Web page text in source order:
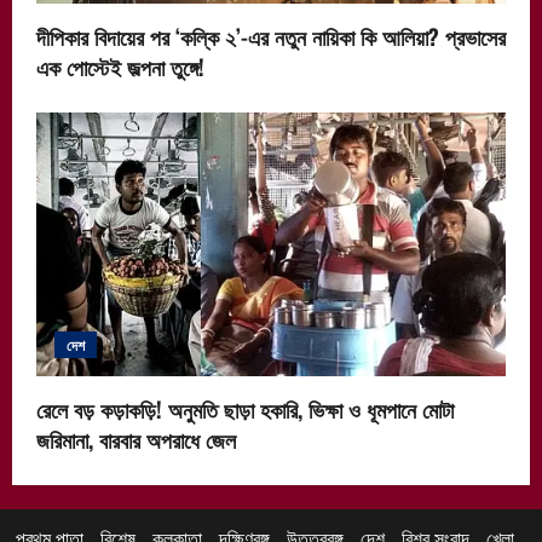
দীপিকার বিদায়ের পর ‘কল্কি ২’-এর নতুন নায়িকা কি আলিয়া? প্রভাসের
এক পোস্টেই জল্পনা তুঙ্গে!
দেশ
রেলে বড় কড়াকড়ি! অনুমতি ছাড়া হকারি, ভিক্ষা ও ধূমপানে মোটা
জরিমানা, বারবার অপরাধে জেল